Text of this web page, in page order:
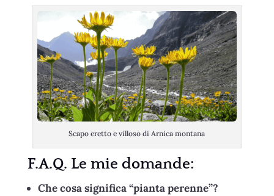
Scapo eretto e villoso di Arnica montana
F.A.Q. Le mie domande:
Che cosa significa “pianta perenne”?